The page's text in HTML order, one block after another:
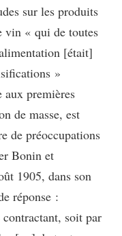
sur les produits
vin « qui de toutes
[était]
»
premières
de masse, est
de préoccupations
Bonin et
1905, dans son
réponse :
soit par